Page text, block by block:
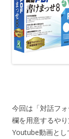
今回は「対話フ
欄を用意するやり
Youtube動画とし